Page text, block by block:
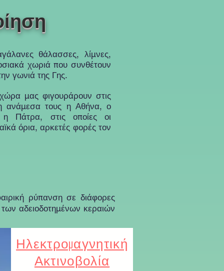
θάλασσες, λίμνες,
χωριά που συνθέτουν
γωνιά της Γης.
μας φιγουράρουν στις
ανάμεσα τους η Αθήνα, ο
Πάτρα, στις οποίες οι
όρια, αρκετές φορές τον
ρύπανση σε διάφορες
αδειοδοτημένων κεραιών
Ηλεκτρομαγνητική
Ακτινοβολία